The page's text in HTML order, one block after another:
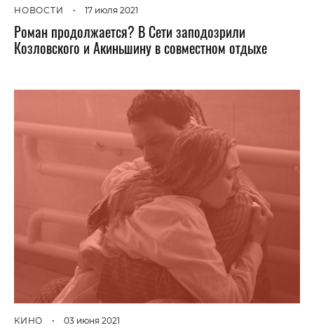
НОВОСТИ • 17 июля 2021
Роман продолжается? В Сети заподозрили
Козловского и Акиньшину в совместном отдыхе
КИНО • 03 июня 2021